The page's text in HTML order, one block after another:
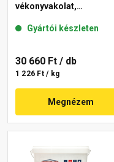
vékonyvakolat,
22-D 25 kg
Gyártói készleten
30 660 Ft / db
1 226 Ft / kg
Megnézem